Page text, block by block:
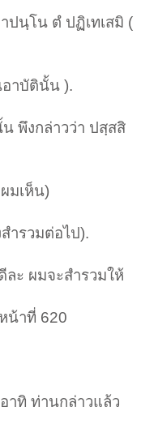
ปนฺโน ตํ ปฏิเทเสมิ (
าบัตินั้น ).
พึงกล่าวว่า ปสฺสสิ
มเห็น)
ำรวมต่อไป).
ละ ผมจะสำรวมให้
น้าที่ 620
าทิ ท่านกล่าวแล้ว